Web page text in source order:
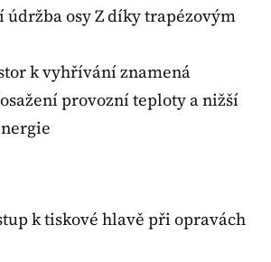
údržba osy Z díky trapézovým
k vyhřívání znamená
provozní teploty a nižší
k tiskové hlavě při opravách